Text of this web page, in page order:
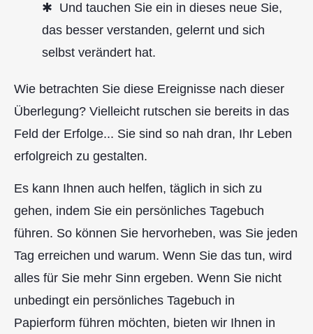
Und tauchen Sie ein in dieses neue Sie,
das besser verstanden, gelernt und sich
selbst verändert hat.
Wie betrachten Sie diese Ereignisse nach dieser
Überlegung? Vielleicht rutschen sie bereits in das
Feld der Erfolge... Sie sind so nah dran, Ihr Leben
erfolgreich zu gestalten.
Es kann Ihnen auch helfen, täglich in sich zu
gehen, indem Sie ein persönliches Tagebuch
führen. So können Sie hervorheben, was Sie jeden
Tag erreichen und warum. Wenn Sie das tun, wird
alles für Sie mehr Sinn ergeben. Wenn Sie nicht
unbedingt ein persönliches Tagebuch in
Papierform führen möchten, bieten wir Ihnen in